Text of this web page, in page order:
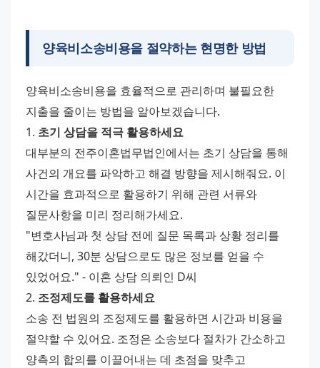
양육비소송비용을 절약하는 현명한 방법
양육비소송비용을 효율적으로 관리하며 불필요한
지출을 줄이는 방법을 알아보겠습니다.
1. 초기 상담을 적극 활용하세요
대부분의 전주이혼법무법인에서는 초기 상담을 통해
사건의 개요를 파악하고 해결 방향을 제시해줘요. 이
시간을 효과적으로 활용하기 위해 관련 서류와
질문사항을 미리 정리해가세요.
"변호사님과 첫 상담 전에 질문 목록과 상황 정리를
해갔더니, 30분 상담으로도 많은 정보를 얻을 수
있었어요." - 이혼 상담 의뢰인 D씨
2. 조정제도를 활용하세요
소송 전 법원의 조정제도를 활용하면 시간과 비용을
절약할 수 있어요. 조정은 소송보다 절차가 간소하고
양측의 합의를 이끌어내는 데 초점을 맞추고